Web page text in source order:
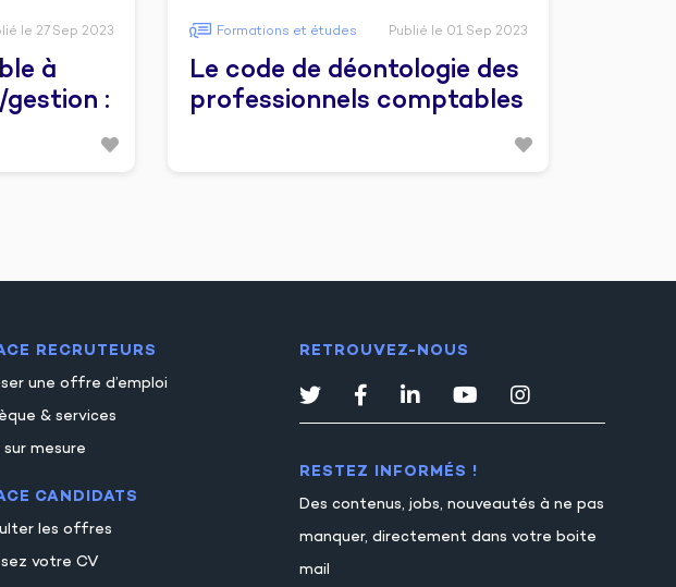
le 27 Sep 2023
à
:
Formations et études Publié le 01 Sep 2023
Le code de déontologie des
professionnels comptables
RECRUTEURS
une offre d’emploi
& services
sur mesure
CANDIDATS
les offres
votre CV
RETROUVEZ-NOUS
RESTEZ INFORMÉS !
Des contenus, jobs, nouveautés à ne pas
manquer, directement dans votre boite
mail